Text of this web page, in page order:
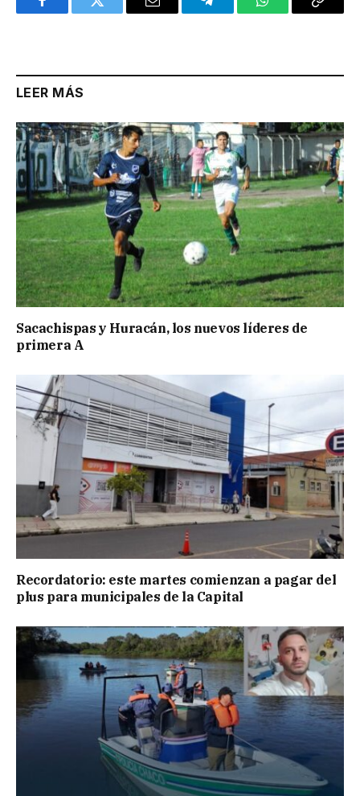
FacebookTwitter Email TelegramWhatsAppCopy
LEER MÁS
Sacachispas y Huracán, los nuevos líderes de
primera A
Recordatorio: este martes comienzan a pagar del
plus para municipales de la Capital